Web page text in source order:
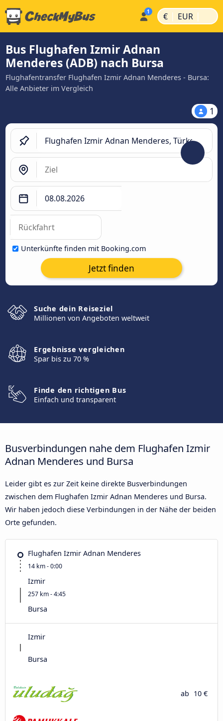
€ | EUR |
Bus Flughafen Izmir Adnan
Menderes (ADB) nach Bursa
Flughafentransfer Flughafen Izmir Adnan Menderes - Bursa:
Alle Anbieter im Vergleich
1
Unterkünfte finden mit Booking.com
Jetzt finden
Suche dein Reiseziel
Millionen von Angeboten weltweit
Ergebnisse vergleichen
Spar bis zu 70 %
Finde den richtigen Bus
Einfach und transparent
Busverbindungen nahe dem Flughafen Izmir
Adnan Menderes und Bursa
Leider gibt es zur Zeit keine direkte Busverbindungen
zwischen dem Flughafen Izmir Adnan Menderes und Bursa.
Wir haben jedoch diese Verbindungen in der Nähe der beiden
Orte gefunden.
Flughafen Izmir Adnan Menderes
14 km - 0:00
Izmir
257 km - 4:45
Bursa
Izmir
Bursa
ab 10 €